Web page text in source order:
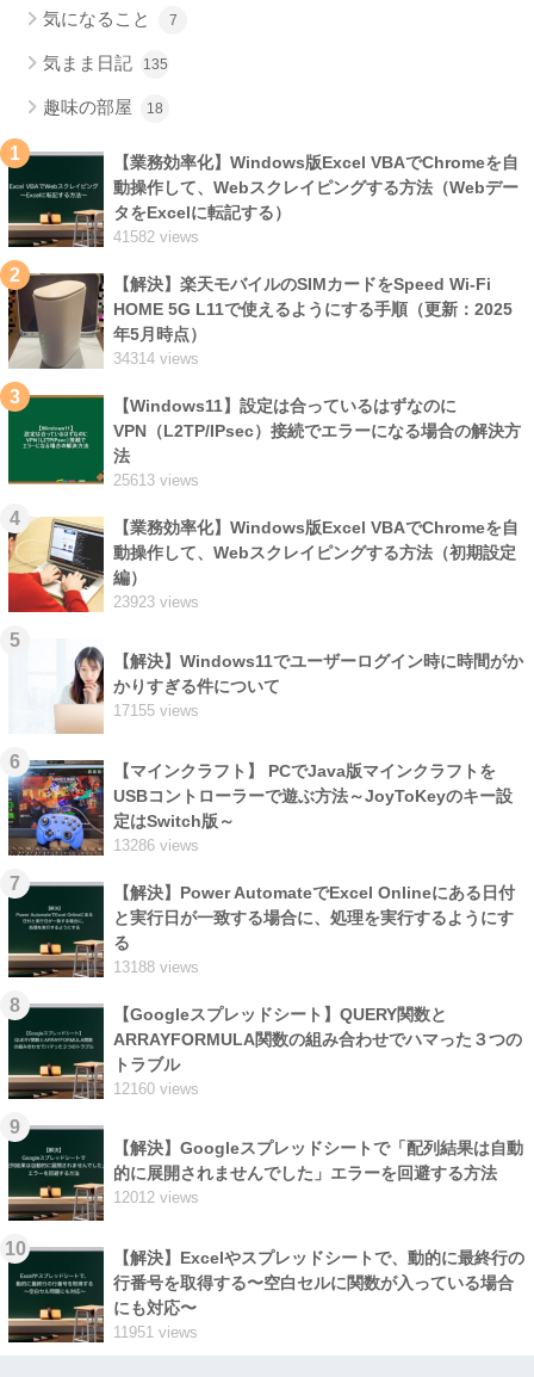
気になること 7
気まま日記 135
趣味の部屋 18
1
【業務効率化】Windows版Excel VBAでChromeを自
動操作して、Webスクレイピングする方法（Webデー
タをExcelに転記する）
41582 views
2
【解決】楽天モバイルのSIMカードをSpeed Wi-Fi
HOME 5G L11で使えるようにする手順（更新：2025
年5月時点）
34314 views
3
【Windows11】設定は合っているはずなのに
VPN（L2TP/IPsec）接続でエラーになる場合の解決方
法
25613 views
4
【業務効率化】Windows版Excel VBAでChromeを自
動操作して、Webスクレイピングする方法（初期設定
編）
23923 views
5
【解決】Windows11でユーザーログイン時に時間がか
かりすぎる件について
17155 views
6
【マインクラフト】 PCでJava版マインクラフトを
USBコントローラーで遊ぶ方法～JoyToKeyのキー設
定はSwitch版～
13286 views
7
【解決】Power AutomateでExcel Onlineにある日付
と実行日が一致する場合に、処理を実行するようにす
る
13188 views
8
【Googleスプレッドシート】QUERY関数と
ARRAYFORMULA関数の組み合わせでハマった３つの
トラブル
12160 views
9
【解決】Googleスプレッドシートで「配列結果は自動
的に展開されませんでした」エラーを回避する方法
12012 views
10
【解決】Excelやスプレッドシートで、動的に最終行の
行番号を取得する〜空白セルに関数が入っている場合
にも対応〜
11951 views